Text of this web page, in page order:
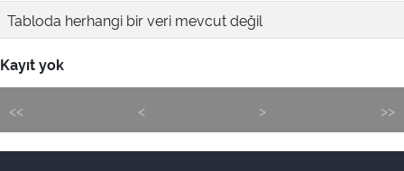
Tabloda herhangi bir veri mevcut değil
Kayıt yok
<< < > >>